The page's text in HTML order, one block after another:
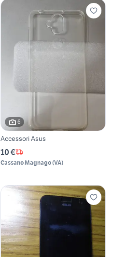
6
Accessori Asus
10 €
Cassano Magnago(VA)